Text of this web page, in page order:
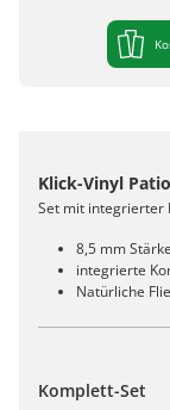
Klick-Vinyl
Set mit integrierter
8,5 mm
integrierte
Natürliche
Komplett-Set